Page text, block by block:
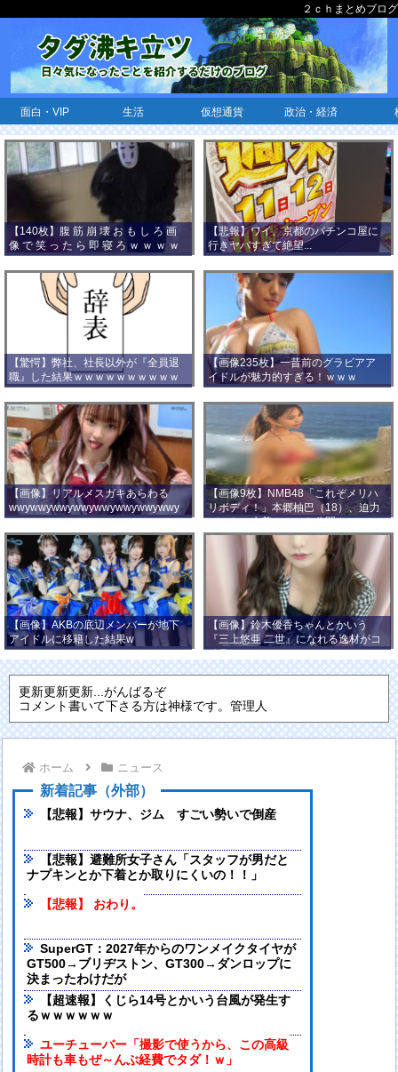
２ｃｈまとめブログ
面白・VIP 生活 仮想通貨 政治・経済
【140枚】腹 筋 崩 壊 お も し ろ 画
像 で 笑 っ た ら 即 寝 ろ ｗ ｗ ｗ ｗ
ｗ ｗ ｗ ｗ ｗ ｗ ｗ ｗ
【悲報】ワイ、京都のパチンコ屋に
行きヤバすぎて絶望...
【驚愕】弊社、社長以外が『全員退
職』した結果ｗｗｗｗｗｗｗｗｗｗ
ｗｗｗ
【画像235枚】一昔前のグラビアア
イドルが魅力的すぎる！ｗｗｗ
【画像】リアルメスガキあらわる
wwywwywwywwywwywwywwywwy
wwy
【画像9枚】NMB48「これぞメリハ
リボディ！」本郷柚巴（18）、迫力
バストの水着ショット公開！
【画像】AKBの底辺メンバーが地下
アイドルに移籍した結果w
【画像】鈴木優香ちゃんとかいう
『三上悠亜 二世』になれる逸材がコ
チラ
更新更新更新...がんばるぞ
コメント書いて下さる方は神様です。管理人
ホーム ニュース
新着記事（外部）
【悲報】サウナ、ジム すごい勢いで倒産
【悲報】避難所女子さん「スタッフが男だと
ナプキンとか下着とか取りにくいの！！」
【悲報】 おわり。
SuperGT：2027年からのワンメイクタイヤが
GT500→ブリヂストン、GT300→ダンロップに
決まったわけだが
【超速報】くじら14号とかいう台風が発生す
るｗｗｗｗｗｗ
ユーチューバー「撮影で使うから、この高級
時計も車もぜ～んぶ経費でタダ！ｗ」